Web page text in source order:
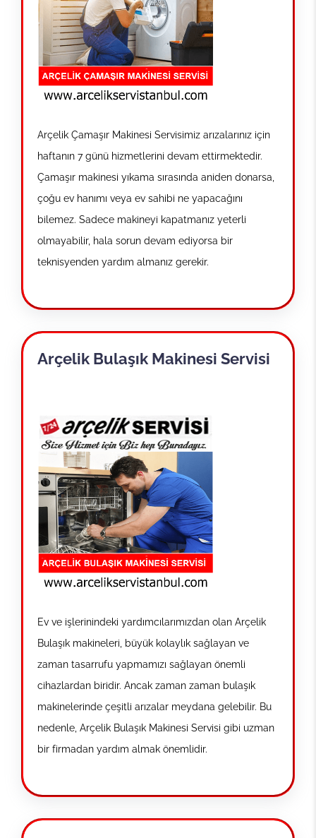
Arçelik Çamaşır Makinesi Servisimiz arızalarınız için
haftanın 7 günü hizmetlerini devam ettirmektedir.
Çamaşır makinesi yıkama sırasında aniden donarsa,
çoğu ev hanımı veya ev sahibi ne yapacağını
bilemez. Sadece makineyi kapatmanız yeterli
olmayabilir, hala sorun devam ediyorsa bir
teknisyenden yardım almanız gerekir.
Arçelik Bulaşık Makinesi Servisi
Ev ve işlerinindeki yardımcılarımızdan olan Arçelik
Bulaşık makineleri, büyük kolaylık sağlayan ve
zaman tasarrufu yapmamızı sağlayan önemli
cihazlardan biridir. Ancak zaman zaman bulaşık
makinelerinde çeşitli arızalar meydana gelebilir. Bu
nedenle, Arçelik Bulaşık Makinesi Servisi gibi uzman
bir firmadan yardım almak önemlidir.